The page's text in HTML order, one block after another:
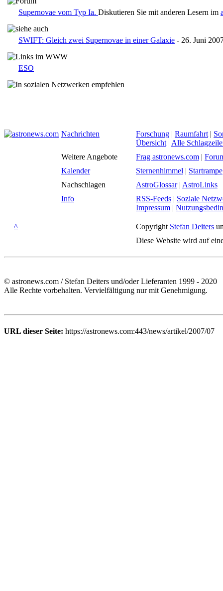
Supernovae vom Typ Ia. Diskutieren Sie mit anderen Lesern im
SWIFT: Gleich zwei Supernovae in einer Galaxie - 26. Juni
ESO
Nachrichten Forschung | Raumfahrt |
Übersicht | Alle
Weitere Angebote
Frag astronews.com |
Kalender
Sternenhimmel | Startrampe
Nachschlagen
AstroGlossar| AstroLinks
Info
RSS-Feeds | Soziale
Impressum |
^ Copyright Stefan Deiters
Diese Website wird auf
© astronews.com / Stefan Deiters und/oder Lieferanten 1999 - 2020
Alle Rechte vorbehalten. Vervielfältigung nur mit Genehmigung.
URL dieser Seite: https://astronews.com:443/news/artikel/2007/07